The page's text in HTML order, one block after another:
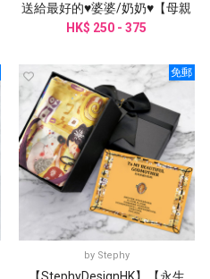
送給最好的♥婆婆/奶奶♥【母親
節禮物】絲巾禮盒
HK$ 250 - 375
免郵
by Stephy
【StephyDesignHK】【永生